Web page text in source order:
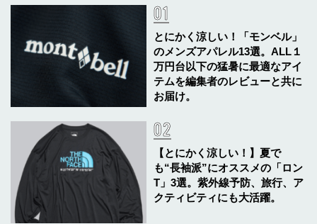
とにかく涼しい！「モンベル」
のメンズアパレル13選。ALL１
万円台以下の猛暑に最適なアイ
テムを編集者のレビューと共に
お届け。
【とにかく涼しい！】夏で
も“長袖派”にオススメの「ロン
T」3選。紫外線予防、旅行、ア
クティビティにも大活躍。